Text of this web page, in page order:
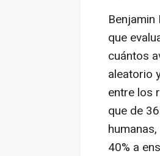
que
cuántos
aleatorio
entre los
que de
40% a